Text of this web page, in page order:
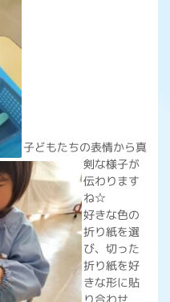
子どもたちの表情から真
剣な様子が
伝わります
ね☆
好きな色の
折り紙を選
び、切った
折り紙を好
きな形に貼